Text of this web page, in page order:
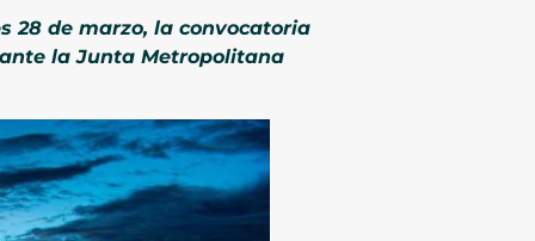
28 de marzo, la convocatoria
la Junta Metropolitana